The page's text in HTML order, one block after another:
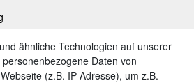
ähnliche Technologien auf unserer
Daten von
(z.B. IP-Adresse), um z.B.